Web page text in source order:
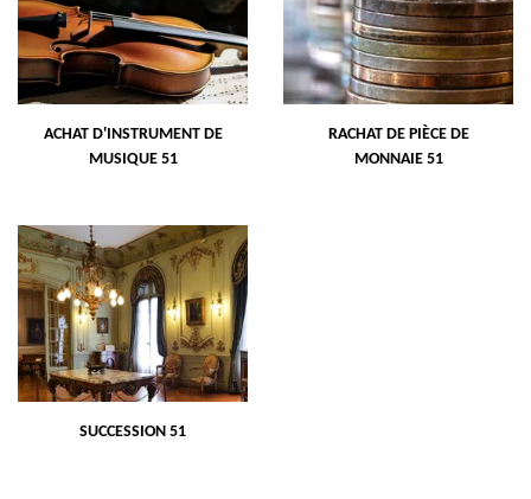
ACHAT D'INSTRUMENT DE
MUSIQUE 51
RACHAT DE PIÈCE DE
MONNAIE 51
SUCCESSION 51